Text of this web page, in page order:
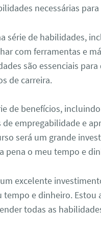
necessárias
série de habilidades,
com ferramentas e
são essenciais
de carreira.
de benefícios,
empregabilidade e
será um grande
pena o meu tempo e
excelente
tempo e dinheiro. Estou
todas as